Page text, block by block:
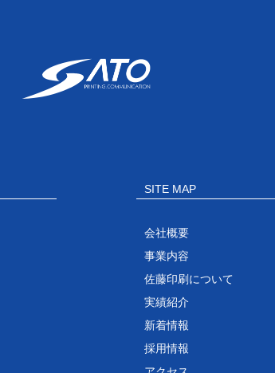
SITE MAP
会社概要
事業内容
佐藤印刷について
実績紹介
新着情報
採用情報